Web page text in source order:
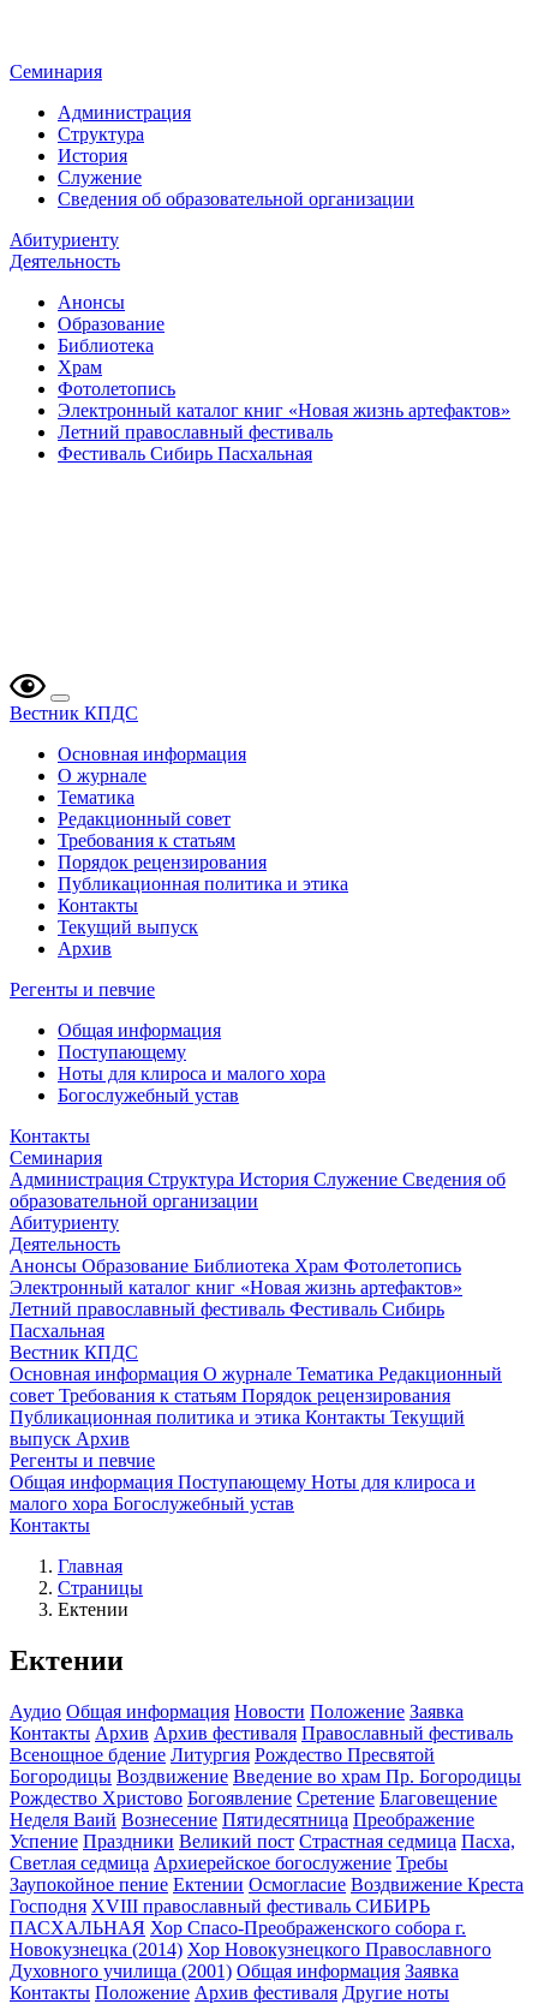
Семинария
Администрация
Структура
История
Служение
Сведения об образовательной организации
Абитуриенту
Деятельность
Анонсы
Образование
Библиотека
Храм
Фотолетопись
Электронный каталог книг «Новая жизнь артефактов»
Летний православный фестиваль
Фестиваль Сибирь Пасхальная
Вестник КПДС
Основная информация
О журнале
Тематика
Редакционный совет
Требования к статьям
Порядок рецензирования
Публикационная политика и этика
Контакты
Текущий выпуск
Архив
Регенты и певчие
Общая информация
Поступающему
Ноты для клироса и малого хора
Богослужебный устав
Контакты
Семинария
Администрация Структура История Служение Сведения об
образовательной организации
Абитуриенту
Деятельность
Анонсы Образование Библиотека Храм Фотолетопись
Электронный каталог книг «Новая жизнь артефактов»
Летний православный фестиваль Фестиваль Сибирь
Пасхальная
Вестник КПДС
Основная информация О журнале Тематика Редакционный
совет Требования к статьям Порядок рецензирования
Публикационная политика и этика Контакты Текущий
выпуск Архив
Регенты и певчие
Общая информация Поступающему Ноты для клироса и
малого хора Богослужебный устав
Контакты
Главная
Страницы
Ектении
Ектении
Аудио Общая информация Новости Положение Заявка
Контакты Архив Архив фестиваля Православный фестиваль
Всенощное бдение Литургия Рождество Пресвятой
Богородицы Воздвижение Введение во храм Пр. Богородицы
Рождество Христово Богоявление Сретение Благовещение
Неделя Ваий Вознесение Пятидесятница Преображение
Успение Праздники Великий пост Страстная седмица Пасха,
Светлая седмица Архиерейское богослужение Требы
Заупокойное пение Ектении Осмогласие Воздвижение Креста
Господня XVIII православный фестиваль СИБИРЬ
ПАСХАЛЬНАЯ Хор Спасо-Преображенского собора г.
Новокузнецка (2014) Хор Новокузнецкого Православного
Духовного училища (2001) Общая информация Заявка
Контакты Положение Архив фестиваля Другие ноты